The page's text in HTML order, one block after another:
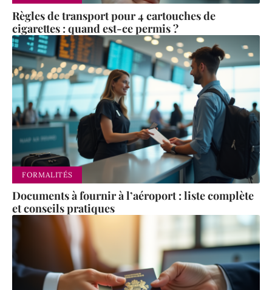
Règles de transport pour 4 cartouches de
cigarettes : quand est-ce permis ?
FORMALITÉS
Documents à fournir à l’aéroport : liste complète
et conseils pratiques